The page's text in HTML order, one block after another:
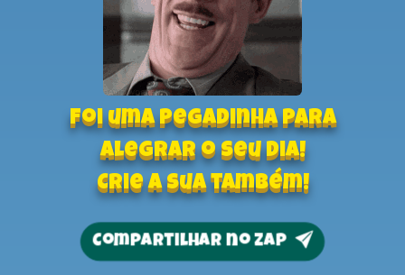
Foi uma pegadinha para
alegrar o seu dia!
Crie a sua também!
Compartilhar no zap